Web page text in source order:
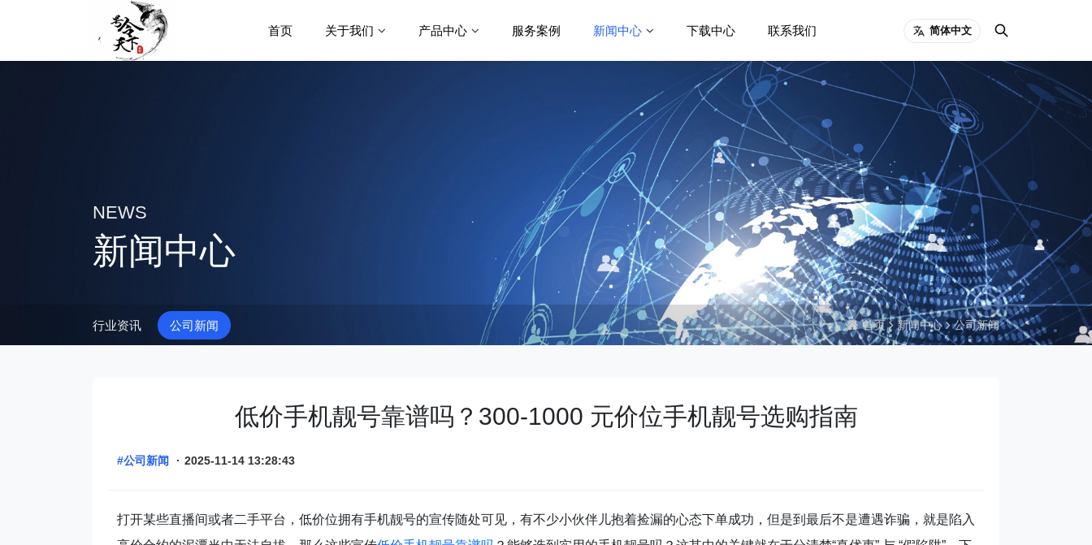
首页 关于我们 产品中心 服务案例 新闻中心 下载中心 联系我们 简体中文
NEWS
新闻中心
行业资讯 公司新闻 首页 新闻中心 公司新闻
低价手机靓号靠谱吗？300-1000 元价位手机靓号选购指南
#公司新闻 · 2025-11-14 13:28:43
打开某些直播间或者二手平台，低价位拥有手机靓号的宣传随处可见，有不少小伙伴儿抱着捡漏的心态下单成功，但是到最后不是遭遇诈骗，就是陷入